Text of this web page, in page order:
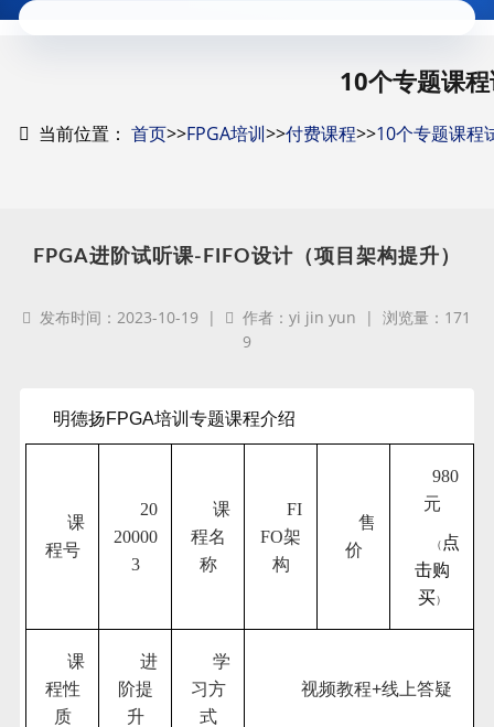
10个专题课
当前位置：首页>>FPGA培训>>付费课程>>10个专题课程
FPGA进阶试听课-FIFO设计（项目架构提升）
发布时间：2023-10-19 |
作者：yi jin yun | 浏览量：171
9
明德扬FPGA培训专题课程介绍
课
程号
20
20000
3
课
程名
称
FI
FO架
构
售
价
980
元
（ 点
击购
买）
课
程性
质
进
阶提
升
学
习方
式
视频教程+线上答疑